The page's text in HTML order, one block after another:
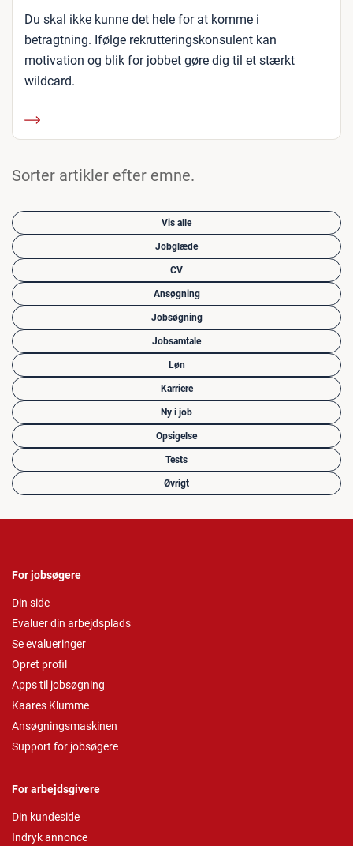
Du skal ikke kunne det hele for at komme i
betragtning. Ifølge rekrutteringskonsulent kan
motivation og blik for jobbet gøre dig til et stærkt
wildcard.
Sorter artikler efter emne.
Vis alle
Jobglæde
CV
Ansøgning
Jobsøgning
Jobsamtale
Løn
Karriere
Ny i job
Opsigelse
Tests
Øvrigt
For jobsøgere
Din side
Evaluer din arbejdsplads
Se evalueringer
Opret profil
Apps til jobsøgning
Kaares Klumme
Ansøgningsmaskinen
Support for jobsøgere
For arbejdsgivere
Din kundeside
Indryk annonce